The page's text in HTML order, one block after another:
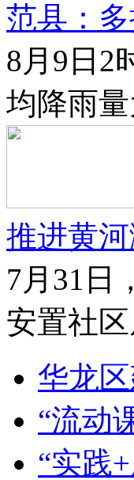
范县：
8月9日2
均降雨量
推进黄
7月31日
安置社
华龙
“流动
“实践